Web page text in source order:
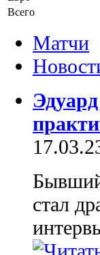
Всего
Матчи
стал